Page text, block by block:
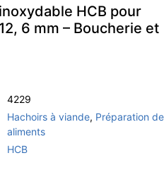
HCB pour
6 mm – Boucherie et
4229
Hachoirs à viande, Préparation
aliments
HCB